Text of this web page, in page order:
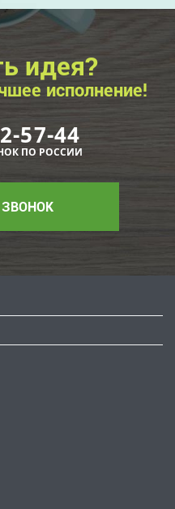
идея?
исполнение!
57-44
ПО РОССИИ
ЗВОНОК